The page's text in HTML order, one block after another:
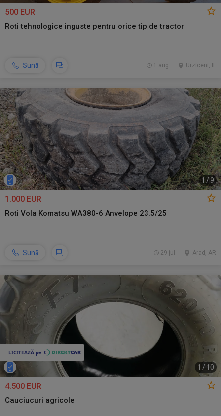
500 EUR
Roti tehnologice inguste pentru orice tip de tractor
Sună Urziceni, IL
1 aug.
1 /9
1.000 EUR
Roti Vola Komatsu WA380-6 Anvelope 23.5/25
Sună Arad, AR
29 jul.
1 / 10
4.500 EUR
Cauciucuri agricole